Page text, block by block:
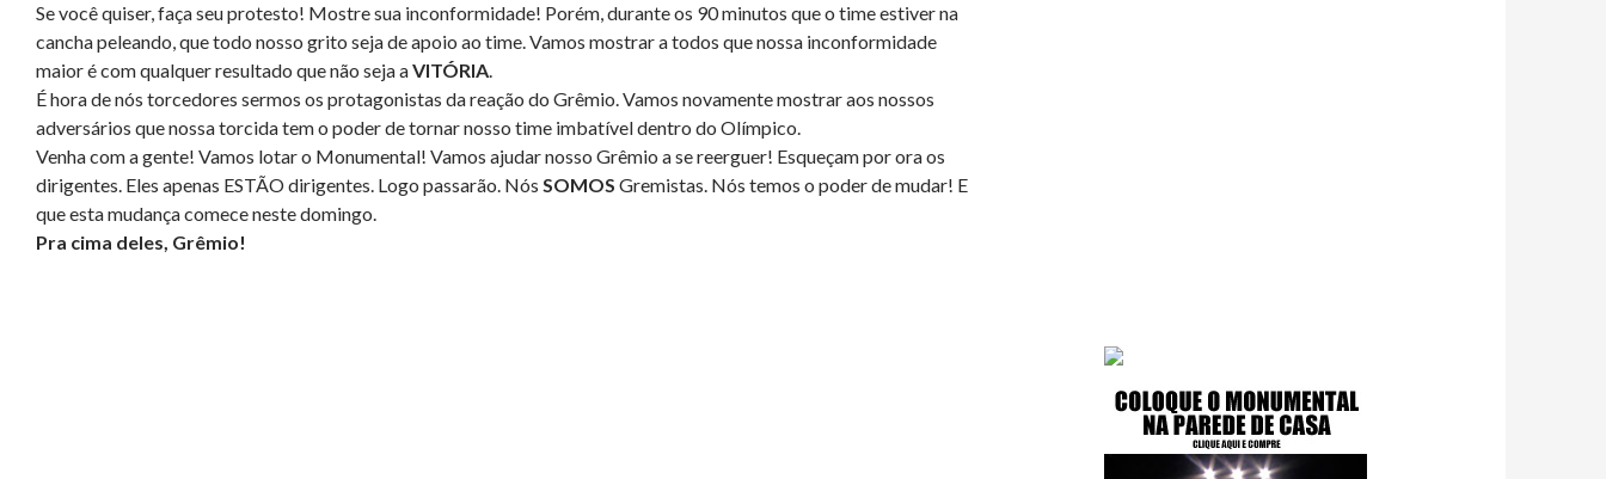
Se você quiser, faça seu protesto! Mostre sua inconformidade! Porém, durante os 90 minutos que o time estiver na
cancha peleando, que todo nosso grito seja de apoio ao time. Vamos mostrar a todos que nossa inconformidade
maior é com qualquer resultado que não seja aVITÓRIA.
É hora de nós torcedores sermos os protagonistas da reação do Grêmio. Vamos novamente mostrar aos nossos
adversários que nossa torcida tem o poder de tornar nosso time imbatível dentro do Olímpico.
Venha com a gente! Vamos lotar o Monumental! Vamos ajudar nosso Grêmio a se reerguer! Esqueçam por ora os
dirigentes. Eles apenas ESTÃO dirigentes. Logo passarão. Nós SOMOS Gremistas. Nós temos o poder de mudar! E
que esta mudança comece neste domingo.
Pra cima deles, Grêmio!